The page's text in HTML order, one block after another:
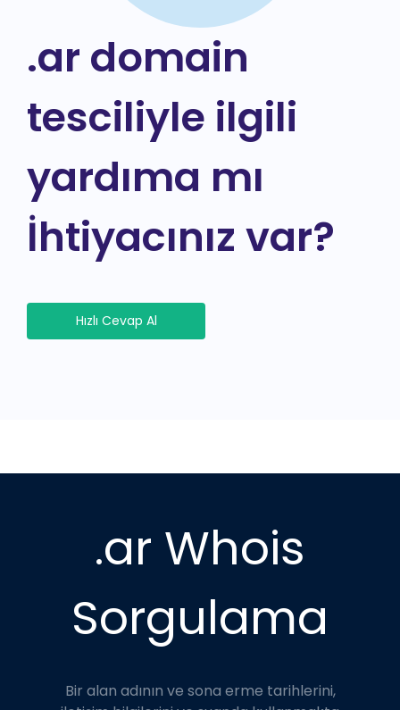
.ar domain
tesciliyle ilgili
yardıma mı
İhtiyacınız var?
Hızlı Cevap Al
.ar Whois
Sorgulama
Bir alan adının ve sona erme tarihlerini,